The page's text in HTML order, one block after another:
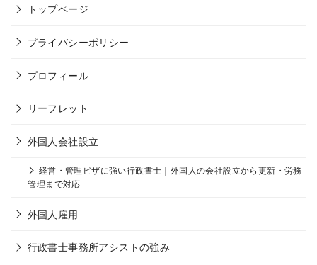
トップページ
プライバシーポリシー
プロフィール
リーフレット
外国人会社設立
経営・管理ビザに強い行政書士｜外国人の会社設立から更新・労務
管理まで対応
外国人雇用
行政書士事務所アシストの強み